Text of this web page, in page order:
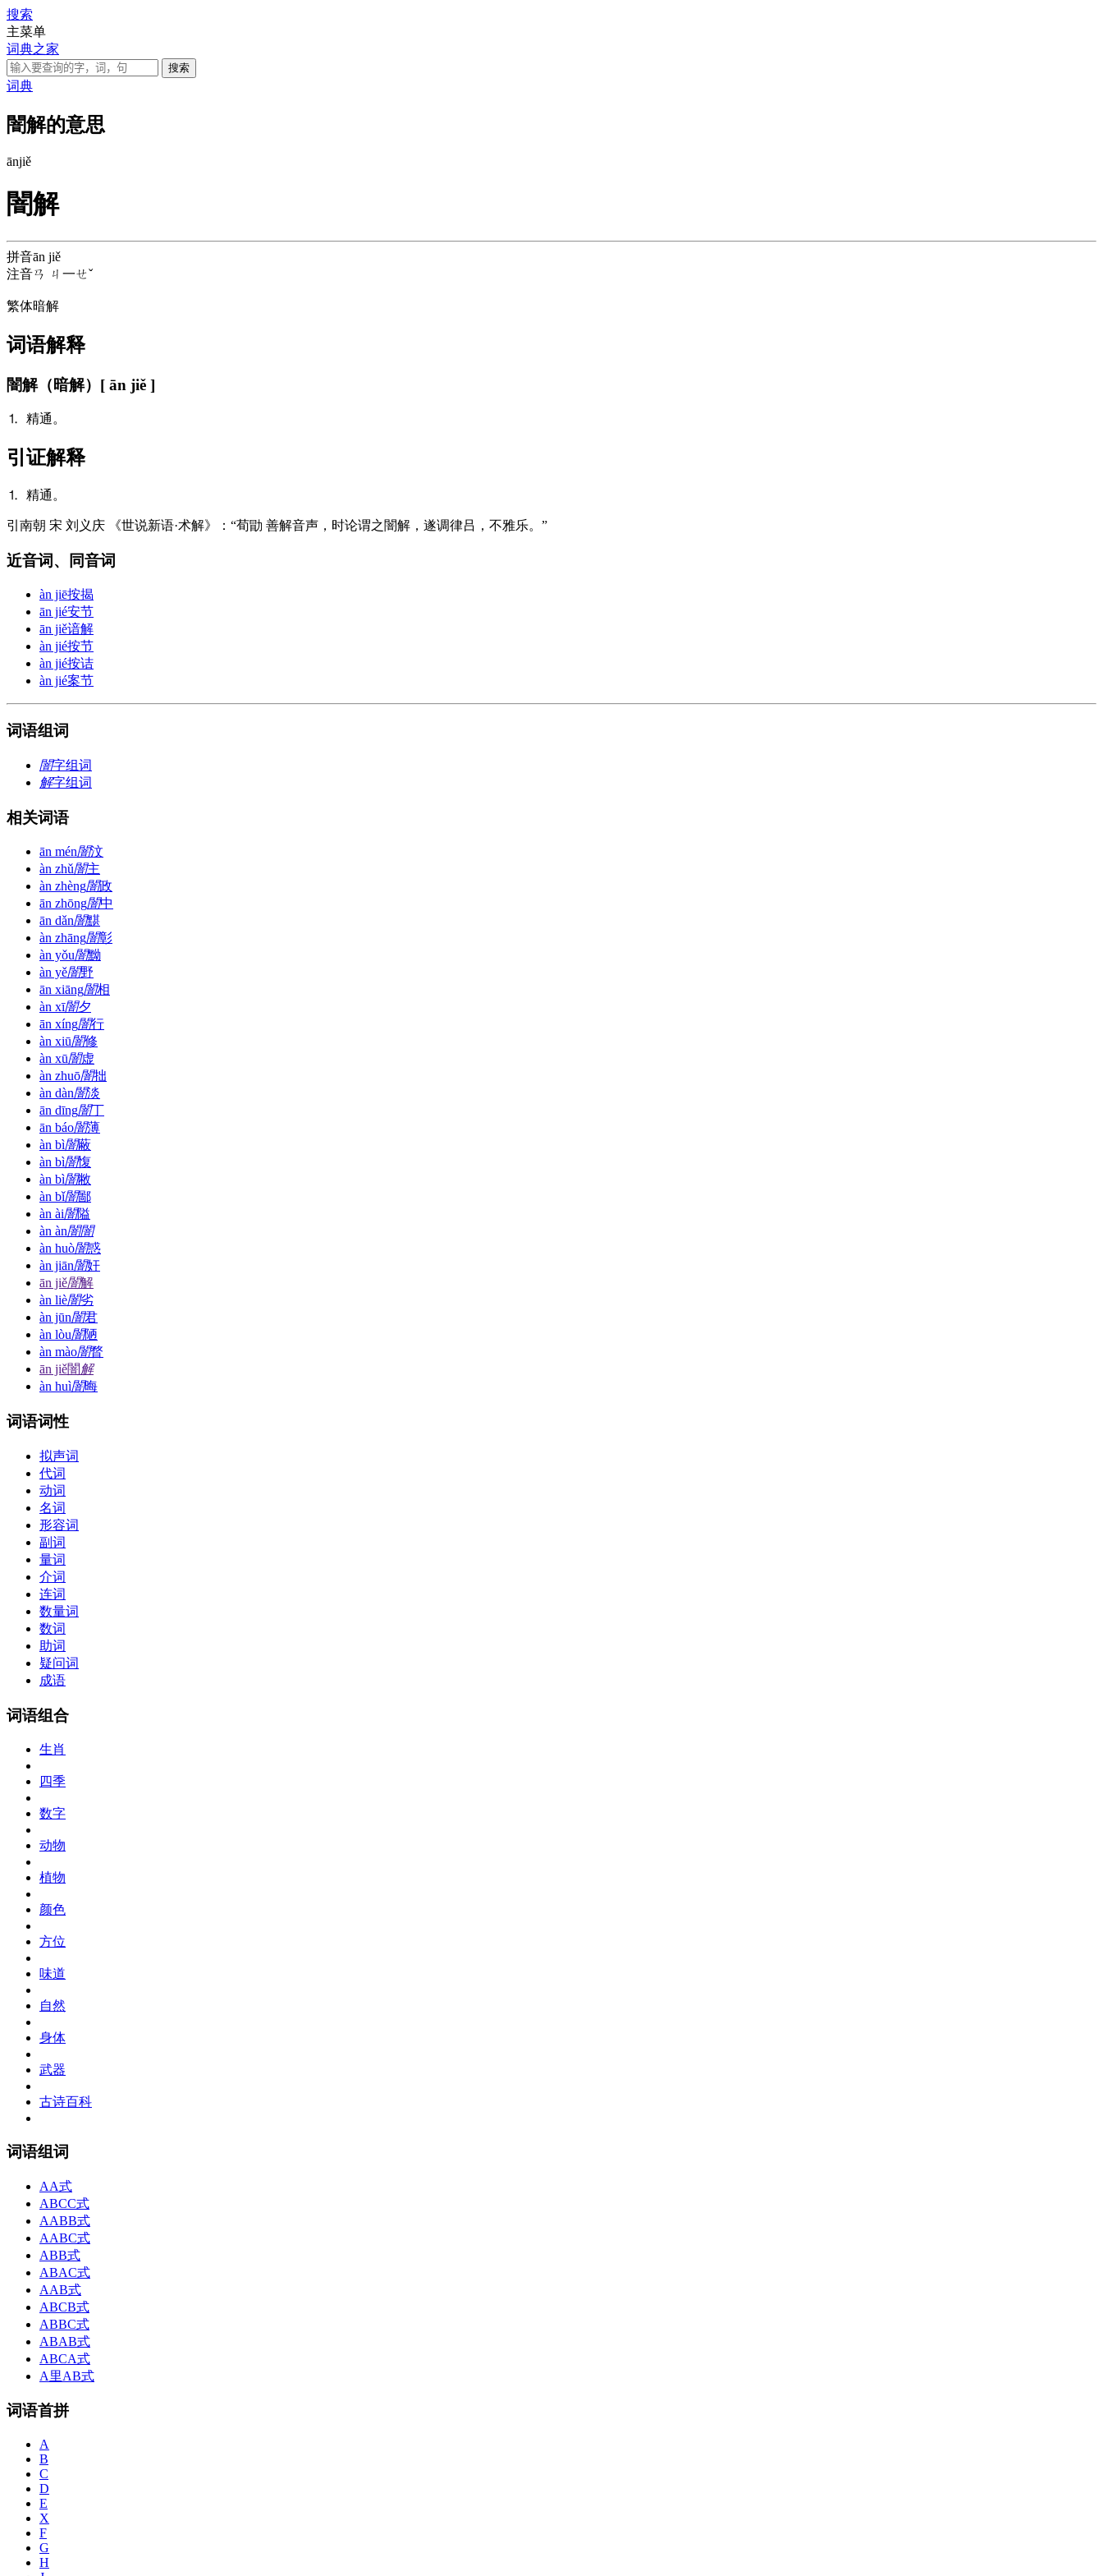
搜索
主菜单
词典之家
词典
闇解的意思
ānjiě
闇解
拼音ān jiě
注音ㄢ ㄐ一ㄝˇ
繁体暗解
词语解释
闇解（暗解） [ ān jiě ]
⒈ 精通。
引证解释
⒈ 精通。
引 南朝 宋 刘义庆 《世说新语·术解》：“荀勖 善解音声，时论谓之闇解，遂调律吕，不雅乐。”
近音词、同音词
àn jiē按揭
ān jié安节
ān jiě谙解
àn jié按节
àn jié按诘
àn jié案节
词语组词
闇字组词
解字组词
相关词语
ān mén闇汶
àn zhǔ闇主
àn zhèng闇政
ān zhōng闇中
ān dǎn闇黮
àn zhāng闇彰
àn yǒu闇黝
àn yě闇野
ān xiāng闇相
àn xī闇夕
ān xíng闇行
àn xiū闇修
àn xū闇虚
àn zhuō闇拙
àn dàn闇淡
ān dīng闇丁
ān báo闇薄
àn bì闇蔽
àn bì闇愎
àn bì闇敝
àn bǐ闇鄙
àn ài闇隘
àn àn闇闇
àn huò闇惑
àn jiān闇奸
ān jiě闇解
àn liè闇劣
àn jūn闇君
àn lòu闇陋
àn mào闇瞀
ān jiě闇 解
àn huì闇晦
词语词性
拟声词
代词
动词
名词
形容词
副词
量词
介词
连词
数量词
数词
助词
疑问词
成语
词语组合
生肖
四季
数字
动物
植物
颜色
方位
味道
自然
身体
武器
古诗百科
词语组词
AA式
ABCC式
AABB式
AABC式
ABB式
ABAC式
AAB式
ABCB式
ABBC式
ABAB式
ABCA式
A里AB式
词语首拼
A
B
C
D
E
X
F
G
H